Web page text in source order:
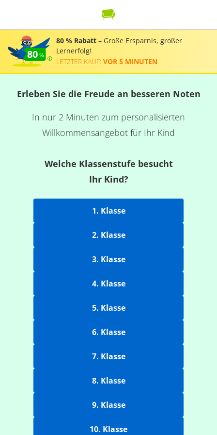
80
80 % Rabatt – Große Ersparnis, großer
Lernerfolg!
LETZTER KAUF: VOR 5 MINUTEN
Erleben Sie die Freude an besseren Noten
In nur 2 Minuten zum personalisierten
Willkommensangebot für Ihr Kind
Welche Klassenstufe besucht
Ihr Kind?
1. Klasse
2. Klasse
3. Klasse
4. Klasse
5. Klasse
6. Klasse
7. Klasse
8. Klasse
9. Klasse
10. Klasse